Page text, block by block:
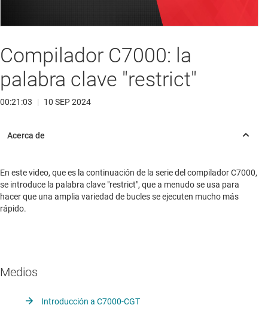
Video
Compilador C7000: la
palabra clave "restrict"
00:21:03 | 10 SEP 2024
En este video, que es la continuación de la serie del compilador C7000,
se introduce la palabra clave "restrict", que a menudo se usa para
hacer que una amplia variedad de bucles se ejecuten mucho más
rápido.
Medios
Introducción a C7000-CGT